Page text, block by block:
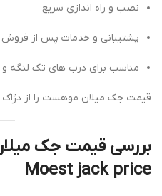
نصب و راه اندازی سریع
پشتیبانی و خدمات پس از فروش
مناسب برای درب های تک لنگه و
قیمت جک میلان موهست را از دژاک
Moest jack price